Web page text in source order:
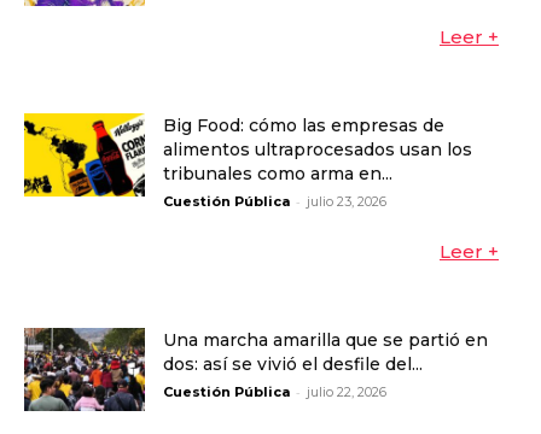
Leer +
Big Food: cómo las empresas de
alimentos ultraprocesados usan los
tribunales como arma en...
Cuestión Pública - julio 23, 2026
Leer +
Una marcha amarilla que se partió en
dos: así se vivió el desfile del...
Cuestión Pública - julio 22, 2026